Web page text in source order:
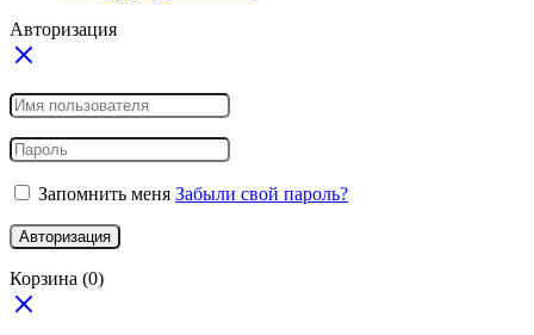
Авторизация
Запомнить меня Забыли свой пароль?
Авторизация
Корзина (0)